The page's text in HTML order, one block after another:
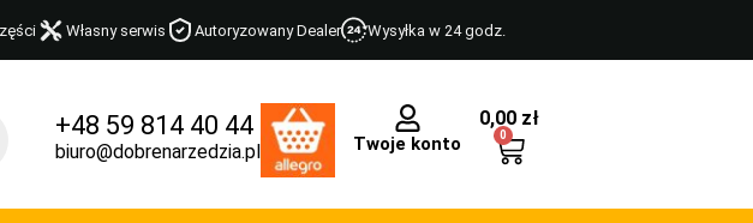
Własny serwis Autoryzowany Dealer Wysyłka w 24 godz.
+48 59 814 40 44
biuro@dobrenarzedzia.pl Twoje konto
0,00 zł
0